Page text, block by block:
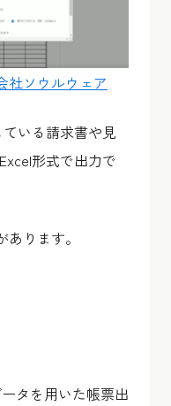
社ソウルウェア
いる請求書や見
形式で出力で
ります。
タを用いた帳票出